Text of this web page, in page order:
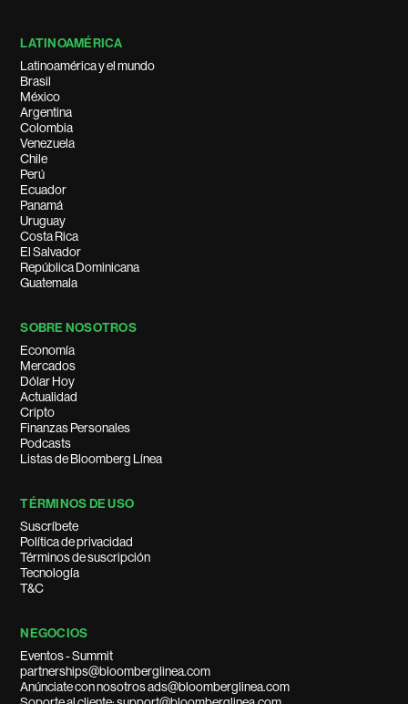
LATINOAMÉRICA
Latinoamérica y el mundo
Brasil
México
Argentina
Colombia
Venezuela
Chile
Perú
Ecuador
Panamá
Uruguay
Costa Rica
El Salvador
República Dominicana
Guatemala
SOBRE NOSOTROS
Economía
Mercados
Dólar Hoy
Actualidad
Cripto
Finanzas Personales
Podcasts
Listas de Bloomberg Línea
TÉRMINOS DE USO
Suscríbete
Política de privacidad
Términos de suscripción
Tecnología
T&C
NEGOCIOS
Eventos - Summit
partnerships@bloomberglinea.com
Anúnciate con nosotros ads@bloomberglinea.com